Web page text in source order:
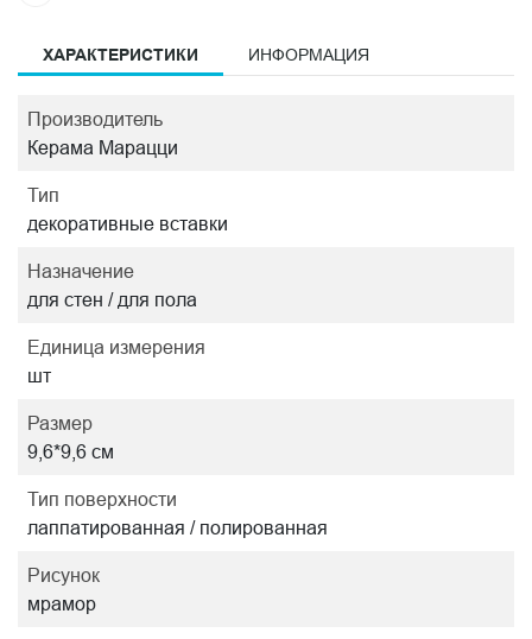
ХАРАКТЕРИСТИКИ ИНФОРМАЦИЯ
Производитель
Керама Марацци
Тип
декоративные вставки
Назначение
для стен / для пола
Единица измерения
шт
Размер
9,6*9,6 см
Тип поверхности
лаппатированная / полированная
Рисунок
мрамор